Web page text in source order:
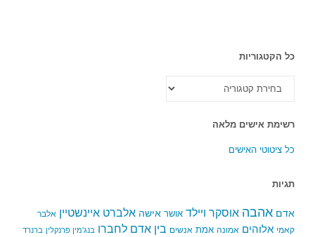
כל הקטגוריות
הקטגוריות
רשימת אישים מלאה
כל ציטוטי האישים
תגיות
אדם אהבה אוסקר ויילד אושר אישה אלברט איינשטיין אלבר
קאמי אלוהים אמונה אמת אנשים בין אדם לחברו בנג'מין פרנקלין ברנרד